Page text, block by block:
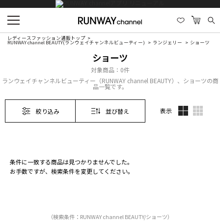
レディースファッション通販トップ
RUNWAY channel BEAUTY(ランウェイチャンネルビューティー) ランジェリー ショーツ
ショーツ
対象商品： 0件
ランウェイチャンネルビューティー（RUNWAY channel BEAUTY）、ショーツの商
品一覧です。
絞り込み 並び替え 表示
条件に一致する商品は見つかりませんでした。
お手数ですが、検索条件を変更してください。
（検索条件：RUNWAY channel BEAUTY/ショーツ）